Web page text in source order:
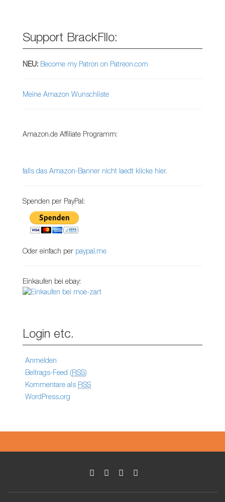
Support BrackFllo:
NEU: Become my Patron on Patreon.com
Meine Amazon Wunschliste
Amazon.de Affiliate Programm:
falls das Amazon-Banner nicht laedt klicke hier.
Spenden per PayPal:
Oder einfach per paypal.me
Einkaufen bei ebay:
Login etc.
Anmelden
Beitrags-Feed (RSS)
Kommentare als RSS
WordPress.org